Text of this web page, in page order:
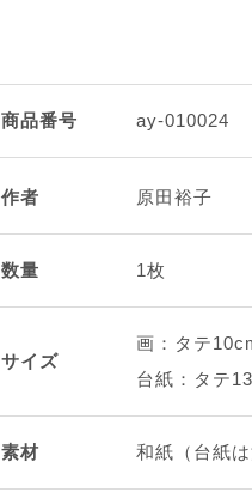
作者 原田裕子
数量 1枚
サイズ
画：タテ
台紙：タテ
素材 和紙（台紙は
商品番号 ay-010024